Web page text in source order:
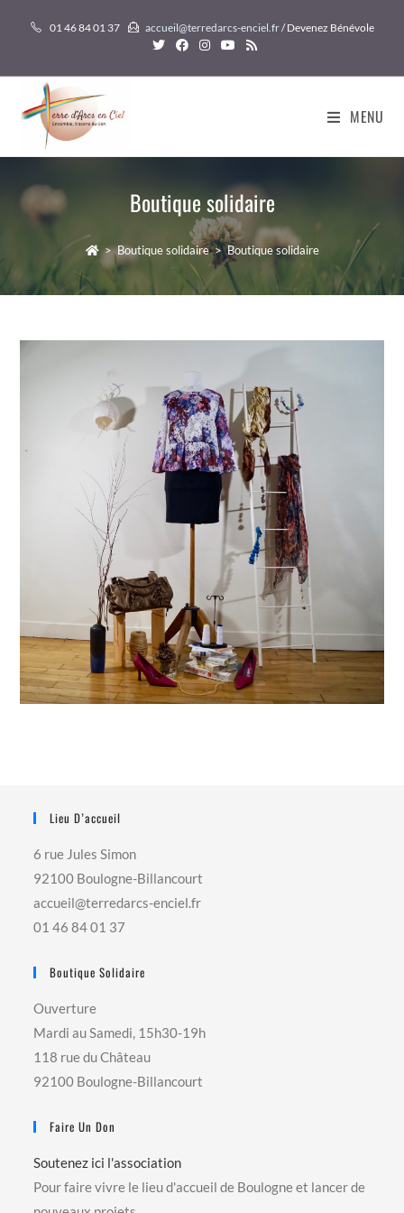
01 46 84 01 37 accueil@terredarcs-enciel.fr/ Devenez Bénévole
MENU
Boutique solidaire
> Boutique solidaire > Boutique solidaire
Lieu D’accueil
6 rue Jules Simon
92100 Boulogne-Billancourt
accueil@terredarcs-enciel.fr
01 46 84 01 37
Boutique Solidaire
Ouverture
Mardi au Samedi, 15h30-19h
118 rue du Château
92100 Boulogne-Billancourt
Faire Un Don
Soutenez ici l'association
Pour faire vivre le lieu d'accueil de Boulogne et lancer de